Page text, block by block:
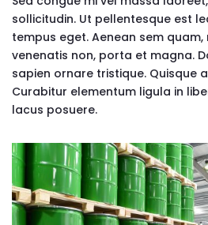
sollicitudin. Ut pellentesque est
tempus eget. Aenean sem
venenatis non, porta et magna.
sapien ornare tristique. Quisque
Curabitur elementum ligula in
lacus posuere.